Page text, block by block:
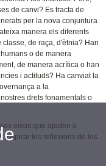
de canvi? Es tracta de
per la nova conjuntura
manera els diferents
de raça, d'ètnia? Han
o de manera
de manera acrítica o han
i actituds? Ha canviat la
a la
drets fonamentals o
eixos que ajuden a
inspirar les reflexions de les